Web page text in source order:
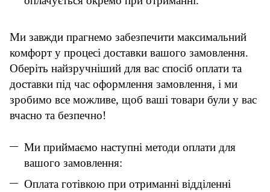
Ми завжди прагнемо забезпечити максимальний
комфорт у процесі доставки вашого замовлення.
Оберіть найзручніший для вас спосіб оплати та
доставки під час оформлення замовлення, і ми
зробимо все можливе, щоб ваші товари були у вас
вчасно та безпечно!
Ми приймаємо наступні методи оплати для
вашого замовлення:
Оплата готівкою при отриманні відділенні